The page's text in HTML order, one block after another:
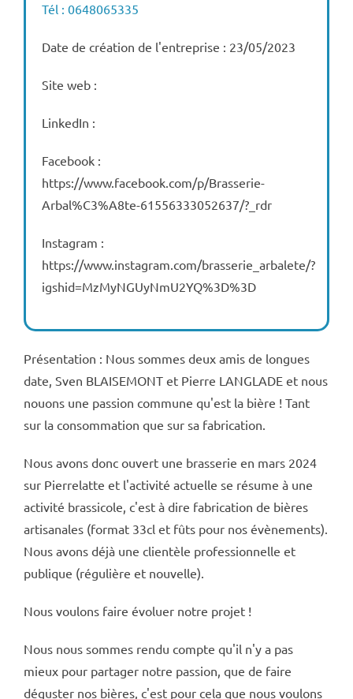
Tél : 0648065335
Date de création de l'entreprise : 23/05/2023
Site web :
LinkedIn :
Facebook :
https://www.facebook.com/p/Brasserie-
Arbal%C3%A8te-61556333052637/?_rdr
Instagram :
https://www.instagram.com/brasserie_arbalete/?
igshid=MzMyNGUyNmU2YQ%3D%3D
Présentation : Nous sommes deux amis de longues
date, Sven BLAISEMONT et Pierre LANGLADE et nous
nouons une passion commune qu'est la bière ! Tant
sur la consommation que sur sa fabrication.
Nous avons donc ouvert une brasserie en mars 2024
sur Pierrelatte et l'activité actuelle se résume à une
activité brassicole, c'est à dire fabrication de bières
artisanales (format 33cl et fûts pour nos évènements).
Nous avons déjà une clientèle professionnelle et
publique (régulière et nouvelle).
Nous voulons faire évoluer notre projet !
Nous nous sommes rendu compte qu'il n'y a pas
mieux pour partager notre passion, que de faire
déguster nos bières, c'est pour cela que nous voulons